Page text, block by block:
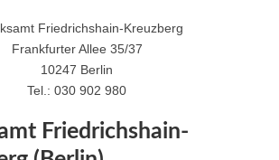
Friedrichshain-Kreuzberg
Frankfurter Allee 35/37
10247 Berlin
Tel.: 030 902 980
Friedrichshain-